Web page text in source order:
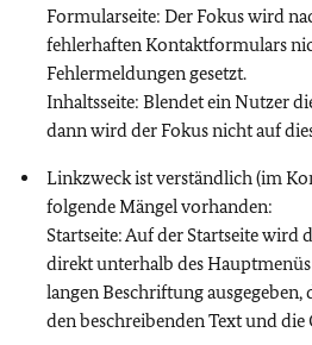
Formularseite: Der Fokus wird
fehlerhaften Kontaktformulars
Fehlermeldungen gesetzt.
Inhaltsseite: Blendet ein Nutzer
dann wird der Fokus nicht auf
Linkzweck ist verständlich (im
folgende Mängel vorhanden:
Startseite: Auf der Startseite wird
direkt unterhalb des
langen Beschriftung ausgegeben,
den beschreibenden Text und die